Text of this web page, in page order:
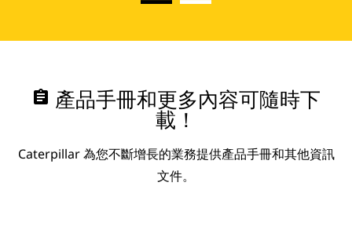
assignment 產品手冊和更多內容可隨時下
載！
Caterpillar 為您不斷增長的業務提供產品手冊和其他資訊
文件。